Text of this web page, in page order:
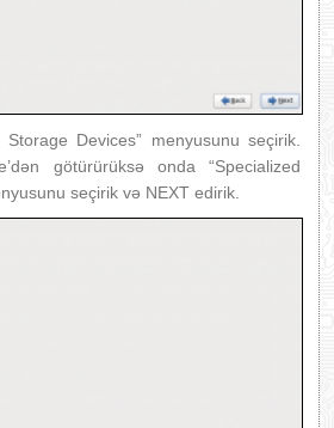
Devices” menyusunu seçirik.
götürürüksə onda “Specialized
seçirik və NEXT edirik.